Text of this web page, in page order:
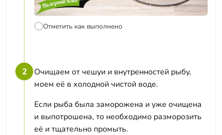
Отметить как выполнено
2
Очищаем от чешуи и внутренностей рыбу,
моем её в холодной чистой воде.
Если рыба была заморожена и уже очищена
и выпотрошена, то необходимо разморозить
её и тщательно промыть.